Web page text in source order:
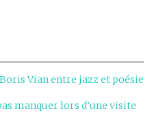
Vian entre jazz et poésie
manquer lors d’une visite